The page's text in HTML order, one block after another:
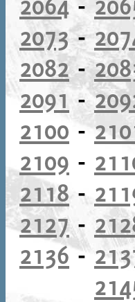
2073-
2082-
2091 -
2100 -
2109 -
2118-
2127-
2136-